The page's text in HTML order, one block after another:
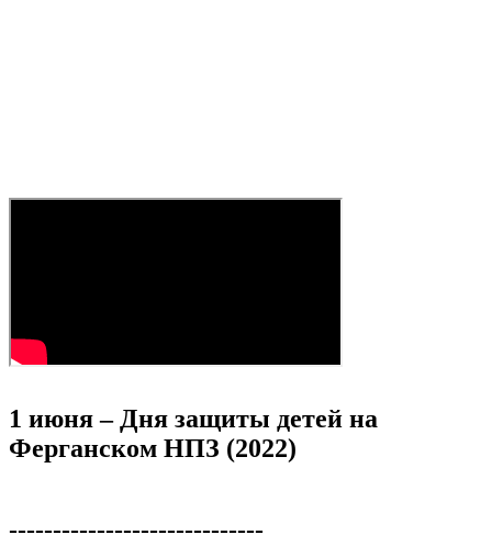
1 июня – Дня защиты детей на
Ферганском НПЗ (2022)
-----------------------------